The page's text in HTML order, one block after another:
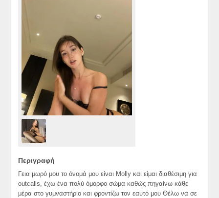
Περιγραφή
Γεια μωρό μου το όνομά μου είναι Molly και είμαι διαθέσιμη για
outcalls, έχω ένα πολύ όμορφο σώμα καθώς πηγαίνω κάθε
μέρα στο γυμναστήριο και φροντίζω τον εαυτό μου Θέλω να σε